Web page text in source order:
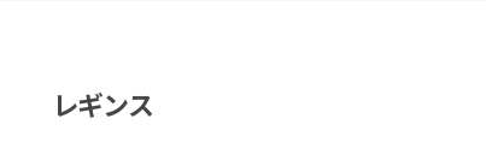
レギンス